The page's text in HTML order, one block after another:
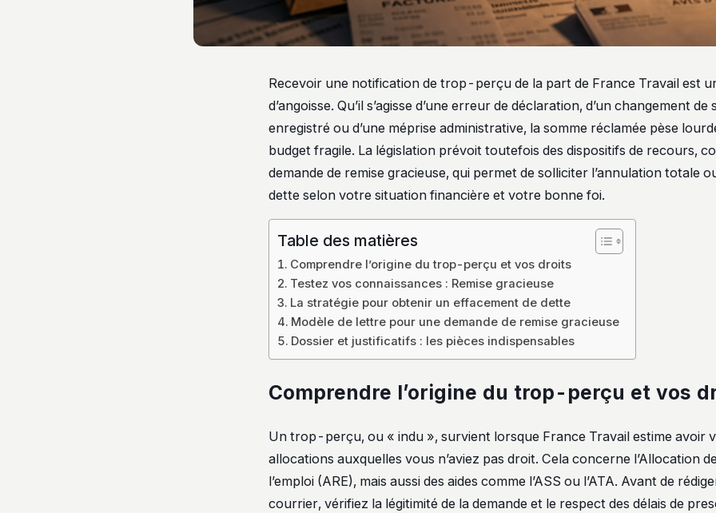
Recevoir une notification de trop-perçu de la part de France Travail est
d’angoisse. Qu’il s’agisse d’une erreur de déclaration, d’un changement
enregistré ou d’une méprise administrative, la somme réclamée pèse
budget fragile. La législation prévoit toutefois des dispositifs de recours,
demande de remise gracieuse, qui permet de solliciter l’annulation totale
dette selon votre situation financière et votre bonne foi.
Table des matières
Comprendre l’origine du trop-perçu et vos droits
Testez vos connaissances : Remise gracieuse
La stratégie pour obtenir un effacement de dette
Modèle de lettre pour une demande de remise gracieuse
Dossier et justificatifs : les pièces indispensables
Comprendre l’origine du trop-perçu et vos
Un trop-perçu, ou « indu », survient lorsque France Travail estime avoir
allocations auxquelles vous n’aviez pas droit. Cela concerne l’Allocation
l’emploi (ARE), mais aussi des aides comme l’ASS ou l’ATA. Avant de
courrier, vérifiez la légitimité de la demande et le respect des délais de